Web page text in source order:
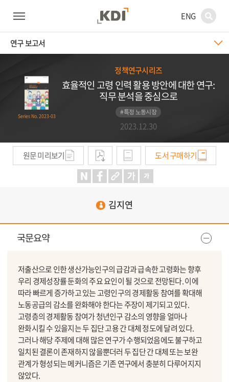
ENG
연구 보고서
Series No. 2023-03
정책연구시리즈
효율적인 고령 인력 활용 방안에 대한 연구:
직무 분석을 중심으로
#특정 노동시장
2023.12.30
원문 미리보기 도서 구매하기
김지연
국문요약
저출산으로 인한 생산가능인구의 급감과 급속한 고령화는 향후
우리 경제성장률 둔화의 주요 요인이 될 것으로 전망된다. 이에
따라 빠르게 증가하고 있는 고령인구의 경제활동 참여를 확대해
노동공급의 감소를 완화해야 한다는 주장이 제기되고 있다.
고령층의 경제활동 참여가 청년인구 감소의 영향을 얼마나
완화시킬 수 있을지는 두 집단 고용 간 대체 정도에 달려 있다.
그러나 해당 주제에 대해 많은 연구가 수행되었음에도 불구하고
일치된 결론이 존재하지 않을뿐더러 두 집단 간 대체 또는 보완
관계가 형성되는 메커니즘은 기존 연구에서 충분히 다루어지지
않았다.